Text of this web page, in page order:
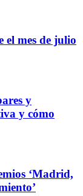
el mes de julio
y
y cómo
‘Madrid,